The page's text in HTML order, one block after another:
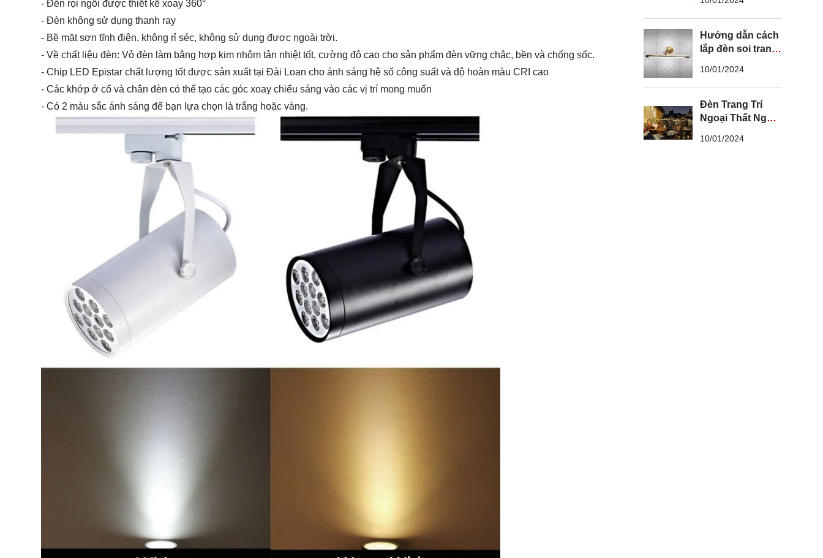
- Đèn rọi ngồi được thiết kế xoay 360°
- Đèn không sử dụng thanh ray
- Bề mặt sơn tĩnh điện, không rỉ séc, không sử dụng được ngoài trời.
- Về chất liệu đèn: Vỏ đèn làm bằng hợp kim nhôm tản nhiệt tốt, cường độ cao cho sản phẩm đèn vững chắc, bền và chống sốc.
- Chip LED Epistar chất lượng tốt được sản xuất tại Đài Loan cho ánh sáng hệ số công suất và độ hoàn màu CRI cao
- Các khớp ở cổ và chân đèn có thể tạo các góc xoay chiếu sáng vào các vị trí mong muốn
- Có 2 màu sắc ánh sáng để bạn lựa chọn là trắng hoặc vàng.
- Spotlight rọi ray
Hướng dẫn cách
lắp đèn soi tranh
an toàn
10/01/2024
Đèn Trang Trí
Ngoại Thất Ngoài
Thất Trang Trí
10/01/2024